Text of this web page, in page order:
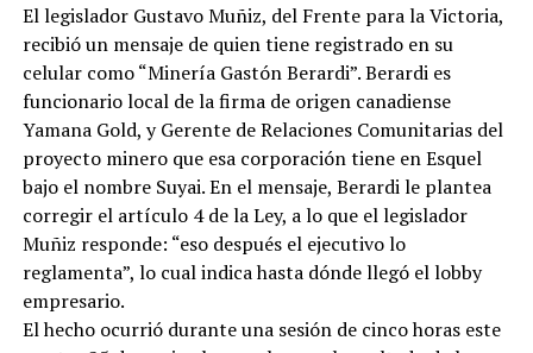
El legislador Gustavo Muñiz, del Frente para la Victoria,
recibió un mensaje de quien tiene registrado en su
celular como “Minería Gastón Berardi”. Berardi es
funcionario local de la firma de origen canadiense
Yamana Gold, y Gerente de Relaciones Comunitarias del
proyecto minero que esa corporación tiene en Esquel
bajo el nombre Suyai. En el mensaje, Berardi le plantea
corregir el artículo 4 de la Ley, a lo que el legislador
Muñiz responde: “eso después el ejecutivo lo
reglamenta”, lo cual indica hasta dónde llegó el lobby
empresario.
El hecho ocurrió durante una sesión de cinco horas este